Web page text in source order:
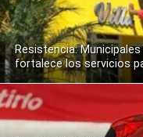
Resistencia:
fortalece los servicios